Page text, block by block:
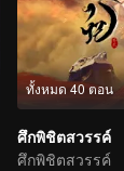
ทั้งหมด 40 ตอน
ศึกพิชิตสวรรค์
ศึกพิชิตสวรรค์